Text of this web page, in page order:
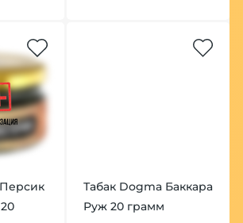
Табак Dogma Баккара
Руж 20 грамм